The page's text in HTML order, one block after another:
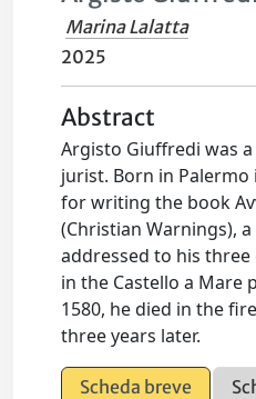
Marina Lalatta
2025
Abstract
Argisto Giuffredi was
jurist. Born in Palermo
for writing the book
(Christian Warnings),
addressed to his
in the Castello a Mare
1580, he died in the
three years later.
Scheda breve